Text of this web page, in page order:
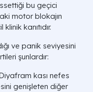
bu geçici
motor blokajın
kanıtıdır.
ve panik seviyesini
şunlardır:
kası nefes
genişleten diğer